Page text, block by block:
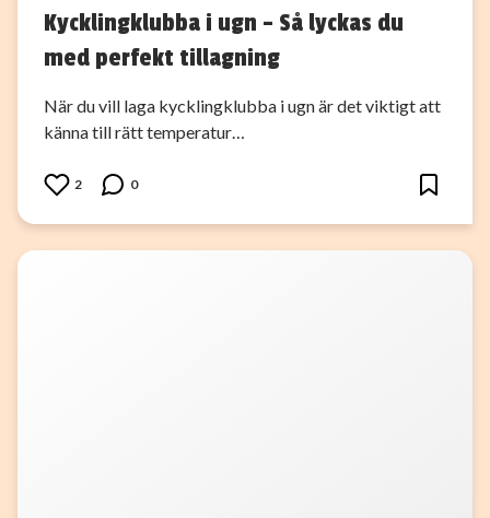
Kycklingklubba i ugn – Så lyckas du
med perfekt tillagning
När du vill laga kycklingklubba i ugn är det viktigt att
känna till rätt temperatur…
2 0